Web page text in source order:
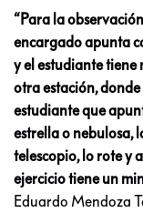
“Para la
encargado apunta
y el estudiante tiene
otra estación, donde
estudiante que
estrella o nebulosa,
telescopio, lo rote y
ejercicio tiene un
Eduardo Mendoza